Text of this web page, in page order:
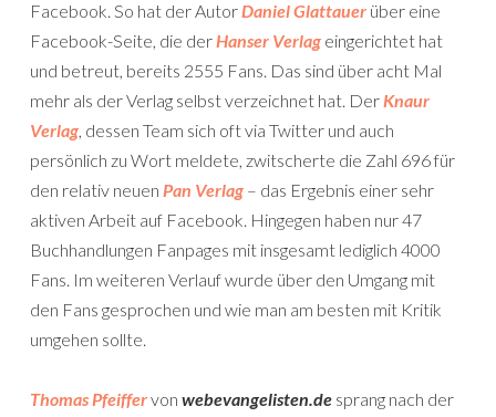
Facebook. So hat der AutorDaniel Glattauer über eine
Facebook-Seite, die derHanser Verlag eingerichtet hat
und betreut, bereits 2555 Fans. Das sind über acht Mal
mehr als der Verlag selbst verzeichnet hat. DerKnaur
Verlag, dessen Team sich oft via Twitter und auch
persönlich zu Wort meldete, zwitscherte die Zahl 696 für
den relativ neuen Pan Verlag – das Ergebnis einer sehr
aktiven Arbeit auf Facebook. Hingegen haben nur 47
Buchhandlungen Fanpages mit insgesamt lediglich 4000
Fans. Im weiteren Verlauf wurde über den Umgang mit
den Fans gesprochen und wie man am besten mit Kritik
umgehen sollte.
Thomas Pfeiffervon webevangelisten.de sprang nach der